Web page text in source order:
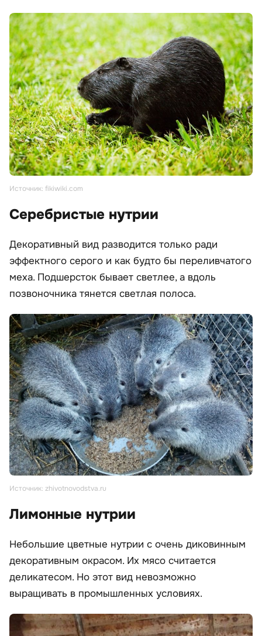
Источник: fikiwiki.com
Серебристые нутрии
Декоративный вид разводится только ради
эффектного серого и как будто бы переливчатого
меха. Подшерсток бывает светлее, а вдоль
позвоночника тянется светлая полоса.
Источник: zhivotnovodstva.ru
Лимонные нутрии
Небольшие цветные нутрии с очень диковинным
декоративным окрасом. Их мясо считается
деликатесом. Но этот вид невозможно
выращивать в промышленных условиях.